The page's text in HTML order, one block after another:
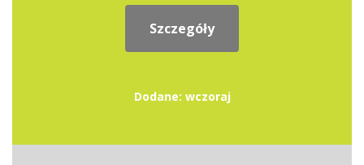
Szczegóły
Dodane: wczoraj